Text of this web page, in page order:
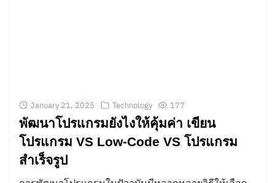
January 21, 2025 Technology 177
พัฒนาโปรแกรมยังไงให้คุ้มค่า เขียน
โปรแกรม VS Low-Code VS โปรแกรม
สำเร็จรูป